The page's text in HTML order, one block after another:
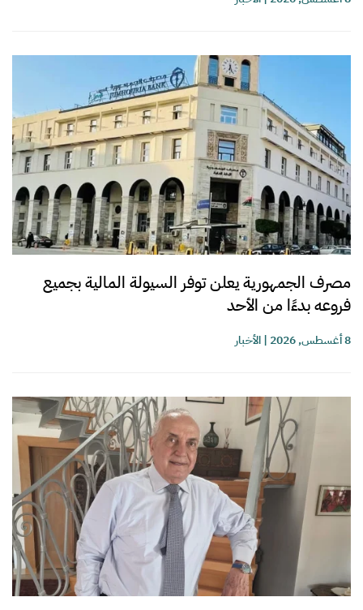
مصرف الجمهورية يعلن توفر السيولة المالية بجميع
فروعه بدءًا من الأحد
8 أغسطس, 2026 |الأخبار